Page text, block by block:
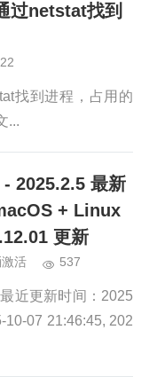
过netstat找到
找到进程，占用的
...
2025.2.5 最新
+ Linux
更新
活 537
近更新时间：2025
07 21:46:45, 202